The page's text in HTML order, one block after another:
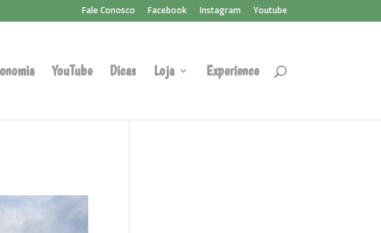
Fale Conosco Facebook Instagram Youtube
YouTube Dicas Loja Experience